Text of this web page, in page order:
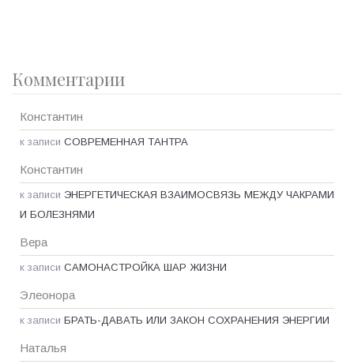
Комментарии
Константин
к записи СОВРЕМЕННАЯ ТАНТРА
Константин
к записи ЭНЕРГЕТИЧЕСКАЯ ВЗАИМОСВЯЗЬ МЕЖДУ ЧАКРАМИ
И БОЛЕЗНЯМИ
Вера
к записи САМОНАСТРОЙКА ШАР ЖИЗНИ
Элеонора
к записи БРАТЬ-ДАВАТЬ ИЛИ ЗАКОН СОХРАНЕНИЯ ЭНЕРГИИ
Наталья